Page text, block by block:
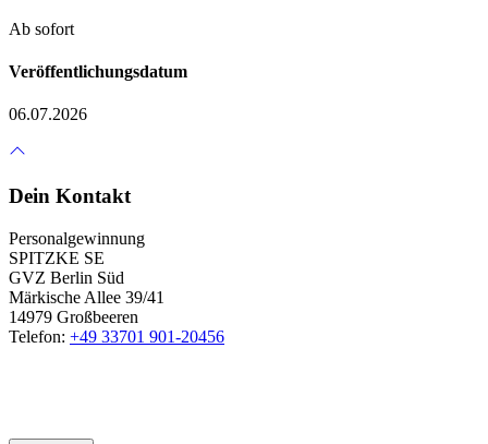
Ab sofort
Veröffentlichungsdatum
06.07.2026
Dein Kontakt
Personalgewinnung
SPITZKE SE
GVZ Berlin Süd
Märkische Allee 39/41
14979 Großbeeren
Telefon: +49 33701 901-20456